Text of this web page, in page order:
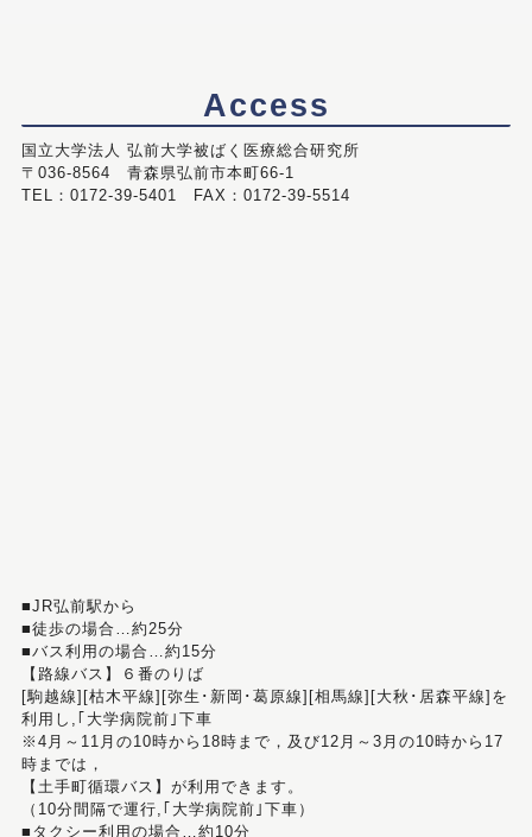
Access
国立大学法人 弘前大学被ばく医療総合研究所
〒036-8564 青森県弘前市本町66-1
TEL：0172-39-5401 FAX：0172-39-5514
■JR弘前駅から
■徒歩の場合…約25分
■バス利用の場合…約15分
【路線バス】６番のりば
[駒越線][枯木平線][弥生･新岡･葛原線][相馬線][大秋･居森平線]を
利用し,｢大学病院前｣下車
※4月～11月の10時から18時まで，及び12月～3月の10時から17
時までは，
【土手町循環バス】が利用できます。
（10分間隔で運行,｢大学病院前｣下車）
■タクシー利用の場合…約10分